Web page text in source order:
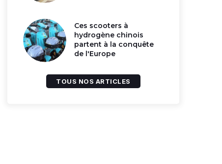
Ces scooters à
hydrogène chinois
partent à la conquête
de l'Europe
TOUS NOS ARTICLES